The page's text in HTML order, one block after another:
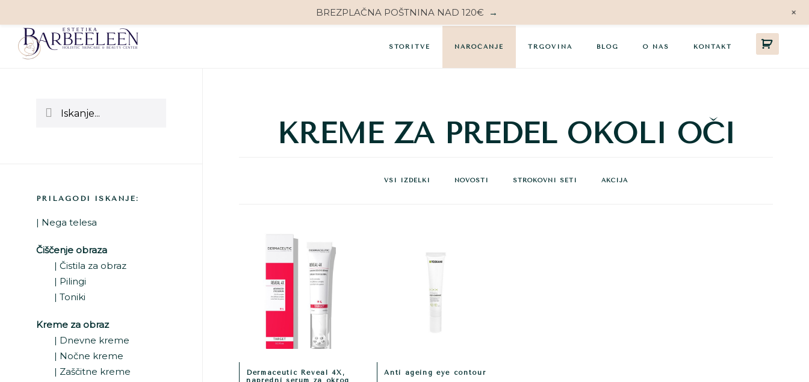
Preskoči
vsebino
Preskoči
stransko
Preskoči
STORITVE NAROČANJE TRGOVINA BLOG O NAS KONTAKT
KREME ZA PREDEL OKOLI OČI
VSI IZDELKI NOVOSTI STROKOVNI SETI AKCIJA
Dermaceutic Reveal 4X,
napredni serum za okrog
Anti ageing eye contour
stranska
Iskanje...
PRILAGODI ISKANJE:
Nega telesa
Čiščenje obraza
Čistila za obraz
Pilingi
Toniki
Kreme za obraz
Dnevne kreme
Nočne kreme
Zaščitne kreme
BREZPLAČNA POŠTNINA NAD 120€ → +